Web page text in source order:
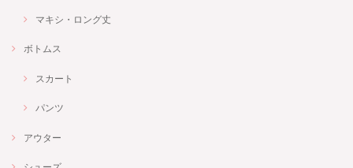
マキシ・ロング丈
ボトムス
スカート
パンツ
アウター